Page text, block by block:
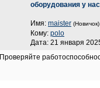
оборудования у
Имя: maister (Новичок)
Кому: polo
Дата: 21 января
Проверяйте